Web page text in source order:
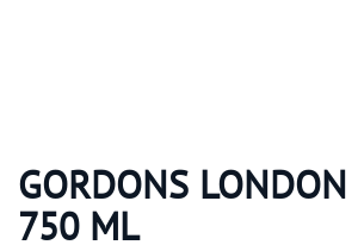
GORDONS LONDON
750 ML